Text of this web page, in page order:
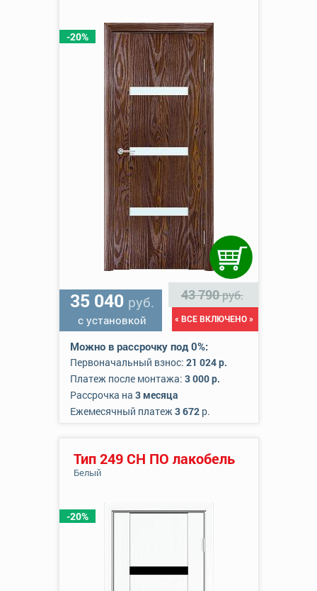
-20%
35 040 руб.
с установкой
43 790руб.
« ВСЕ ВКЛЮЧЕНО »
Можно в рассрочку под 0%:
Первоначальный взнос: 21 024 р.
Платеж после монтажа: 3 000 р.
Рассрочка на 3 месяца
Ежемесячный платеж3 672р.
-20%
Тип 249 СН ПО лакобель
Белый